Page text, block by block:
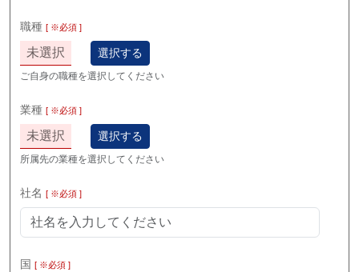
職種 [ ※必須 ]
未選択 選択する
ご自身の職種を選択してください
業種 [ ※必須 ]
未選択 選択する
所属先の業種を選択してください
社名 [ ※必須 ]
国 [ ※必須 ]